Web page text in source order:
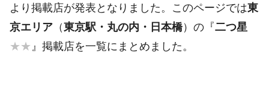
より掲載店が発表となりました。このページでは東
京エリア （東京駅・丸の内・日本橋）の『二つ星
★★ 』掲載店を一覧にまとめました。